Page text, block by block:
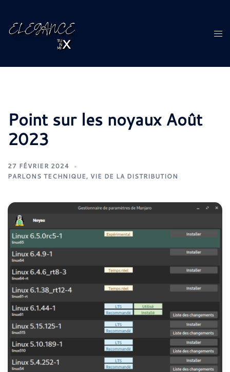
contenu
Point sur les noyaux Août
2023
27 FÉVRIER 2024
PARLONS TECHNIQUE, VIE DE LA DISTRIBUTION